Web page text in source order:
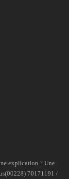
explication ? Une
70171191 /